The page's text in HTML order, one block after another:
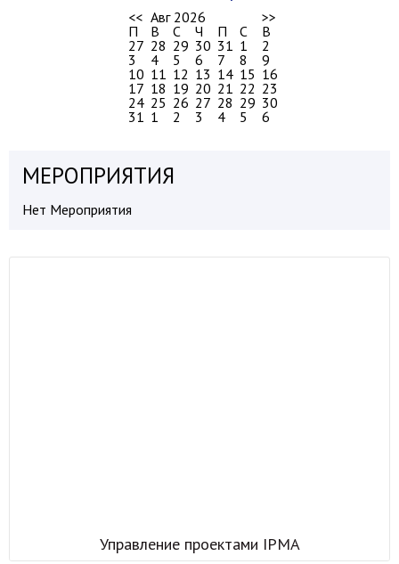
<< Авг 2026
>>
П
В С Ч П С
В
27 28 29 30 31 1
2
3
4 5 6 7 8
9
10 11 12 13 14 15 16
17 18 19 20 21 22 23
24 25 26 27 28 29 30
31 1 2 3 4 5 6
МЕРОПРИЯТИЯ
Нет Мероприятия
Управление проектами IPMA